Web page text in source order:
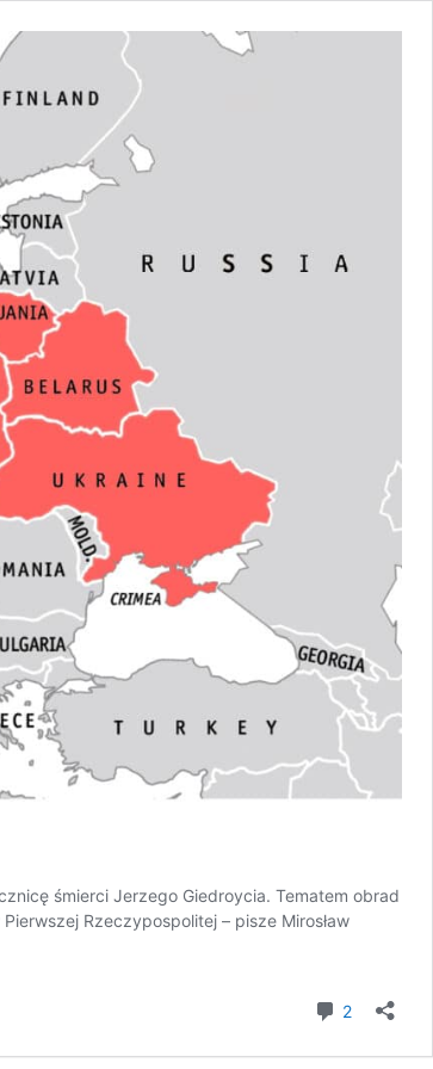
śmierci Jerzego Giedroycia. Tematem obrad
Rzeczypospolitej – pisze Mirosław
2